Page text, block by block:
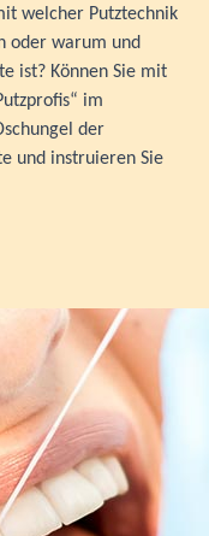
welcher Putztechnik
oder warum und
ist? Können Sie mit
im
der
und instruieren Sie